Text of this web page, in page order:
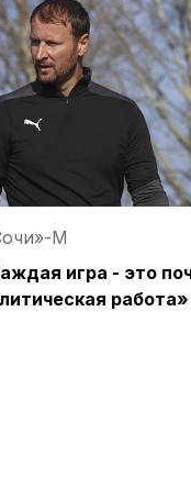
М
игра - это
работа»